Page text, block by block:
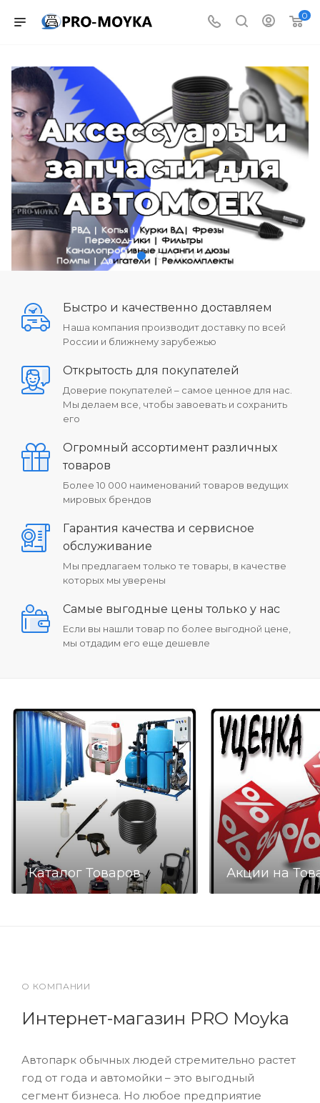
0
Быстро и качественно доставляем
Наша компания производит доставку по всей
России и ближнему зарубежью
Открытость для покупателей
Доверие покупателей – самое ценное для нас.
Мы делаем все, чтобы завоевать и сохранить
его
Огромный ассортимент различных
товаров
Более 10 000 наименований товаров ведущих
мировых брендов
Гарантия качества и сервисное
обслуживание
Мы предлагаем только те товары, в качестве
которых мы уверены
Самые выгодные цены только у нас
Если вы нашли товар по более выгодной цене,
мы отдадим его еще дешевле
Каталог Товаров Акции на
О КОМПАНИИ
Интернет-магазин PRO Moyka
Автопарк обычных людей стремительно растет
год от года и автомойки – это выгодный
сегмент бизнеса. Но любое предприятие